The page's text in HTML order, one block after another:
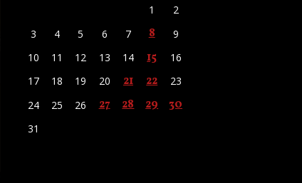
1
2
3
4 5 6 7 8
9
10
11 12 13 14 15
16
17
18 19 20 21 22
23
24
25 26 27 28 29 30
31